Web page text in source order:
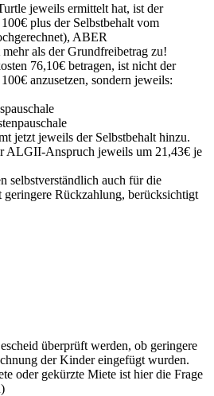
jeweils ermittelt hat, ist der
plus der Selbstbehalt vom
ABER
als der Grundfreibetrag zu!
76,10€ betragen, ist nicht der
anzusetzen, sondern jeweils:
jetzt jeweils der Selbstbehalt hinzu.
ALGII-Anspruch jeweils um 21,43€ je
selbstverständlich auch für die
geringere Rückzahlung, berücksichtigt
überprüft werden, ob geringere
der Kinder eingefügt wurden.
oder gekürzte Miete ist hier die Frage